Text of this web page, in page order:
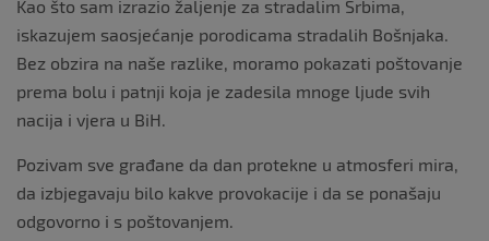
Kao što sam izrazio žaljenje za stradalim Srbima,
iskazujem saosjećanje porodicama stradalih Bošnjaka.
Bez obzira na naše razlike, moramo pokazati poštovanje
prema bolu i patnji koja je zadesila mnoge ljude svih
nacija i vjera u BiH.
Pozivam sve građane da dan protekne u atmosferi mira,
da izbjegavaju bilo kakve provokacije i da se ponašaju
odgovorno i s poštovanjem.